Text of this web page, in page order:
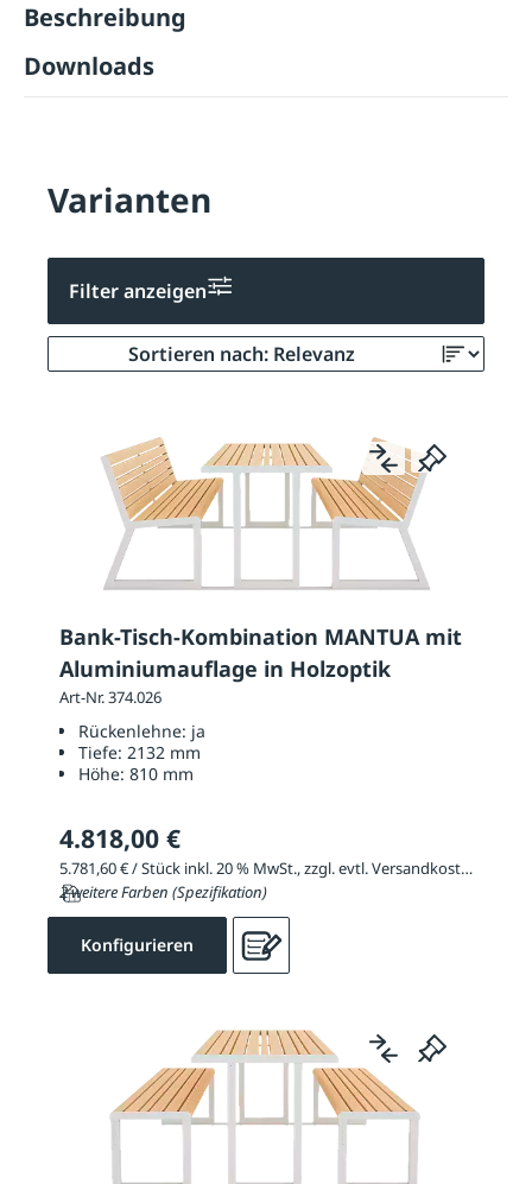
Beschreibung
Downloads
Varianten
Filter anzeigen
Bank-Tisch-Kombination MANTUA mit
Aluminiumauflage in Holzoptik
Art-Nr. 374.026
Rückenlehne: ja
Tiefe: 2132 mm
Höhe: 810 mm
4.818,00 €
5.781,60 € / Stück inkl. 20 % MwSt., zzgl. evtl. Versandkosten
2 weitere Farben (Spezifikation)
Konfigurieren